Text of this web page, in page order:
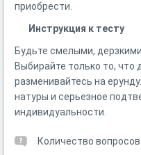
приобрести.
Инструкция к тесту
Будьте смелыми,
Выбирайте только то, что
разменивайтесь на
натуры и серьезное
индивидуальности.
Количество вопросов